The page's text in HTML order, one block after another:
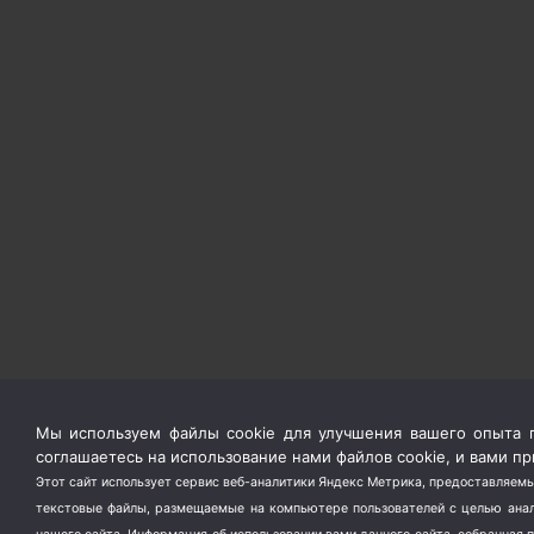
Мы используем файлы cookie для улучшения вашего опыта
соглашаетесь на использование нами файлов cookie, и вами
Этот сайт использует сервис веб-аналитики Яндекс Метрика,
текстовые файлы, размещаемые на компьютере пользователей с целью